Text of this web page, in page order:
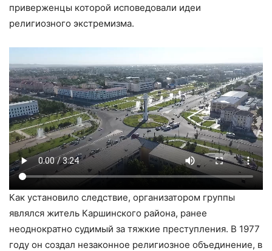
приверженцы которой исповедовали идеи
религиозного экстремизма.
Как установило следствие, организатором группы
являлся житель Каршинского района, ранее
неоднократно судимый за тяжкие преступления. В 1977
году он создал незаконное религиозное объединение, в